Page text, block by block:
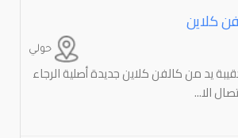
كلاين
حولي
يد من كالفن كلاين جديدة أصلية الرجاء
الا...